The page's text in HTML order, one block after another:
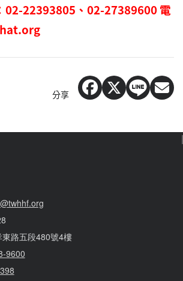
02-22393805、02-27389600電
分享
路五段480號4樓
9600